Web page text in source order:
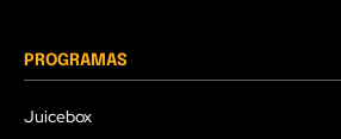
PROGRAMAS
Juicebox